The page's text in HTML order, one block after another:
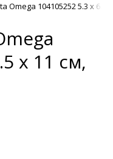
Omega 104105252 5.3 x 6.5
x 11 см,